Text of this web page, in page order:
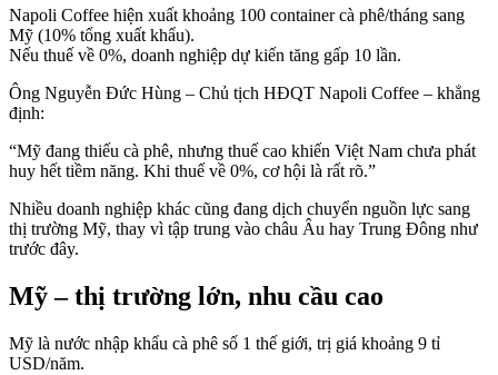
Napoli Coffee hiện xuất khoảng 100 container cà phê/tháng sang
Mỹ (10% tổng xuất khẩu).
Nếu thuế về 0%, doanh nghiệp dự kiến tăng gấp 10 lần.
Ông Nguyễn Đức Hùng – Chủ tịch HĐQT Napoli Coffee – khẳng
định:
“Mỹ đang thiếu cà phê, nhưng thuế cao khiến Việt Nam chưa phát
huy hết tiềm năng. Khi thuế về 0%, cơ hội là rất rõ.”
Nhiều doanh nghiệp khác cũng đang dịch chuyển nguồn lực sang
thị trường Mỹ, thay vì tập trung vào châu Âu hay Trung Đông như
trước đây.
Mỹ – thị trường lớn, nhu cầu cao
Mỹ là nước nhập khẩu cà phê số 1 thế giới, trị giá khoảng 9 tỉ
USD/năm.